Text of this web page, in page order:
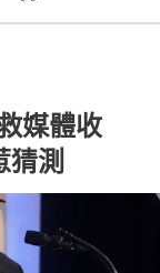
媒體收
測